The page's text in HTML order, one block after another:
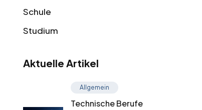
Schule
Studium
Aktuelle Artikel
Allgemein
Technische Berufe